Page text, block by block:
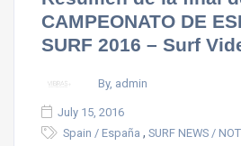
CAMPEONATO DE
SURF 2016 – Surf
By, admin
July 15, 2016
Spain / España , SURF NEWS /